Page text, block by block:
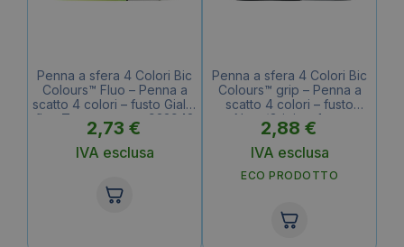
Penna a sfera 4 Colori Bic
Colours™ Fluo – Penna a
scatto 4 colori – fusto Giallo
fluo Trasparente – 933948
2,73 €
IVA esclusa
Penna a sfera 4 Colori Bic
Colours™ grip – Penna a
scatto 4 colori – fusto
Nero/Grigio – 1 mm
2,88 €
IVA esclusa
ECO PRODOTTO